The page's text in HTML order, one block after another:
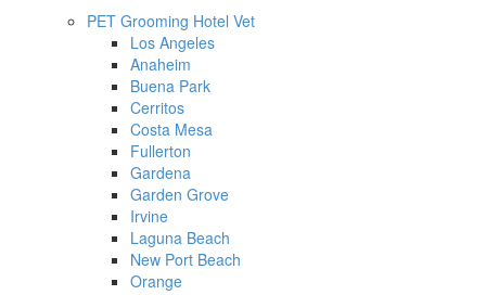
PET Grooming Hotel Vet
Los Angeles
Anaheim
Buena Park
Cerritos
Costa Mesa
Fullerton
Gardena
Garden Grove
Irvine
Laguna Beach
New Port Beach
Orange